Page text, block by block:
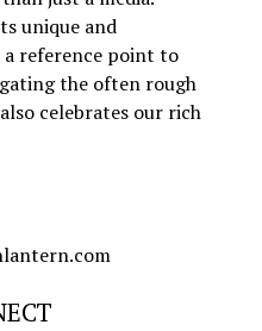
unique and
reference point to
the often rough
celebrates our rich